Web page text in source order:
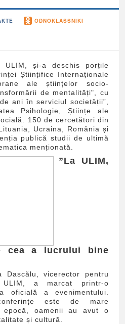
ODNOKLASSNIKI
și-a deschis porțile
Științifice Internaționale
ale științelor socio-
de mentalități", cu
ani în serviciul societății”,
Psihologie, Științe ale
150 de cercetători din
Ucraina, România și
publică studii de ultimă
menționată.
”La ULIM,
cea a lucrului bine
Dascălu, vicerector pentru
ULIM, a marcat printr-o
oficială a evenimentului.
este de mare
epocă, oamenii au avut o
și cultură.